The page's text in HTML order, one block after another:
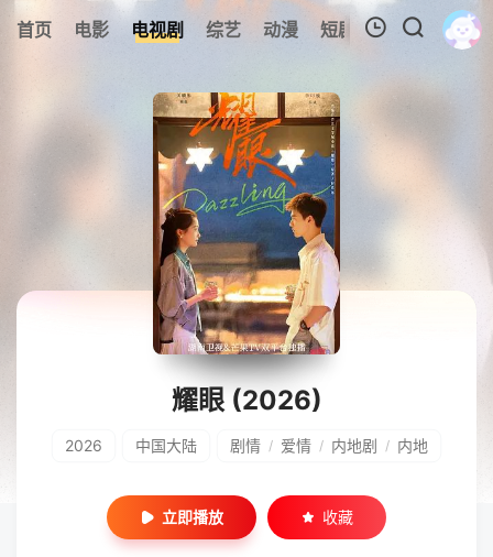
首页 电影 电视剧 综艺 动漫 短剧 今日更新
0
暂无观看影片的记录
耀眼 (2026)
2026 中国大陆 剧情 / 爱情 / 内地剧 / 内地
立即播放 收藏